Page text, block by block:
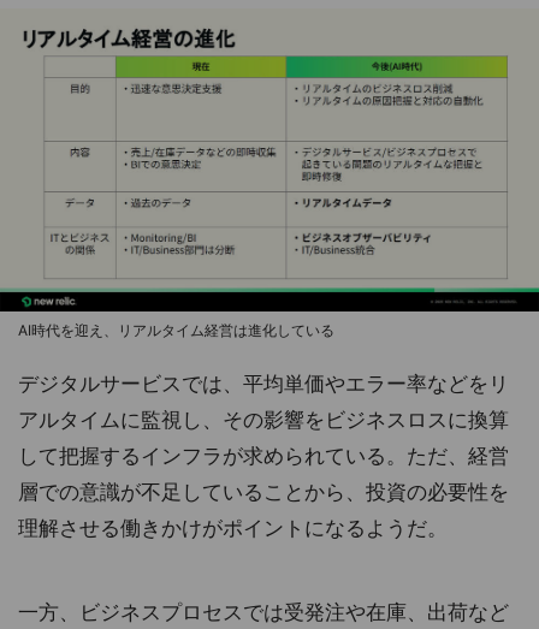
AI時代を迎え、リアルタイム経営は進化している
デジタルサービスでは、平均単価やエラー率などをリ
アルタイムに監視し、その影響をビジネスロスに換算
して把握するインフラが求められている。ただ、経営
層での意識が不足していることから、投資の必要性を
理解させる働きかけがポイントになるようだ。
一方、ビジネスプロセスでは受発注や在庫、出荷など